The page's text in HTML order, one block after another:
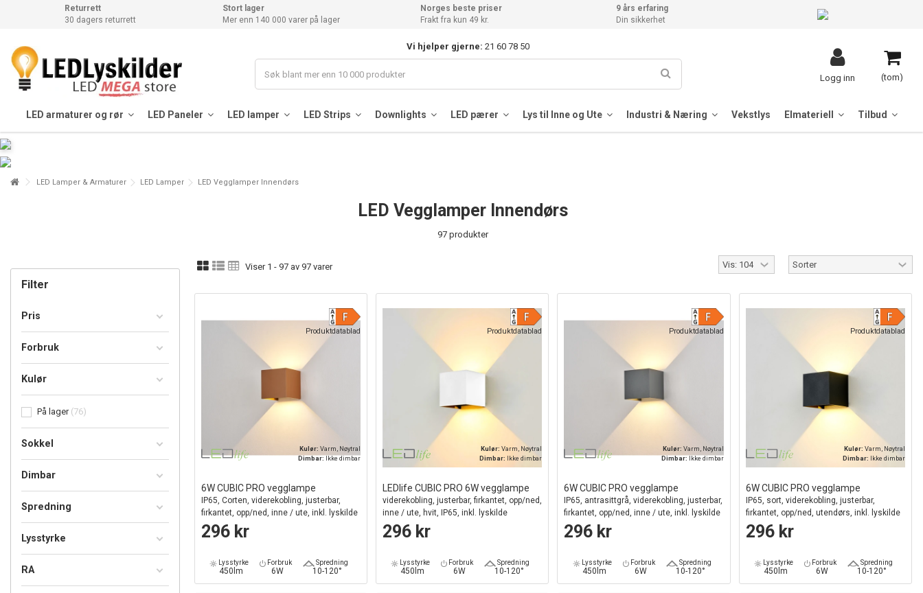
Returrett
30 dagers returrett
Stort lager
Mer enn 140 000 varer på lager
Norges beste priser
Frakt fra kun 49 kr.
9 års erfaring
Din sikkerhet
Vi hjelper gjerne: 21 60 78 50
(tom)
Logg inn
LED armaturer og rør LED Paneler LED lamper LED Strips Downlights LED pærer Lys til Inne og Ute Industri & Næring Vekstlys Elmateriell Tilbud
LED Lamper & Armaturer LED Lamper LED Vegglamper Innendørs
LED Vegglamper Innendørs
97 produkter
Viser 1 - 97 av 97 varer
Produktdatablad
Kulør:Varm, Nøytral
Dimbar:Ikke dimbar
6W CUBIC PRO vegglampe
IP65, Corten, viderekobling, justerbar,
firkantet, opp/ned, inne / ute, inkl. lyskilde
296 kr
Lysstyrke
450lm
Forbruk
6W
Spredning
10-120°
Produktdatablad
Kulør:Varm, Nøytral
Dimbar: Ikke dimbar
LEDlife CUBIC PRO 6W vegglampe
viderekobling, justerbar, firkantet, opp/ned,
inne / ute, hvit, IP65, inkl. lyskilde
296 kr
Lysstyrke
450lm
Forbruk
6W
Spredning
10-120°
Produktdatablad
Kulør: Varm, Nøytral
Dimbar:Ikke dimbar
6W CUBIC PRO vegglampe
IP65, antrasittgrå, viderekobling, justerbar,
firkantet, opp/ned, inne / ute, inkl. lyskilde
296 kr
Lysstyrke
450lm
Forbruk
6W
Spredning
10-120°
Produktdatablad
Kulør: Varm, Nøytral
Dimbar: Ikke dimbar
6W CUBIC PRO vegglampe
IP65, sort, viderekobling, justerbar,
firkantet, opp/ned, utendørs, inkl. lyskilde
296 kr
Lysstyrke
450lm
Forbruk
6W
Spredning
10-120°
Filter
Pris
Forbruk
Kulør
På lager 76
Sokkel
Dimbar
Spredning
Lysstyrke
RA